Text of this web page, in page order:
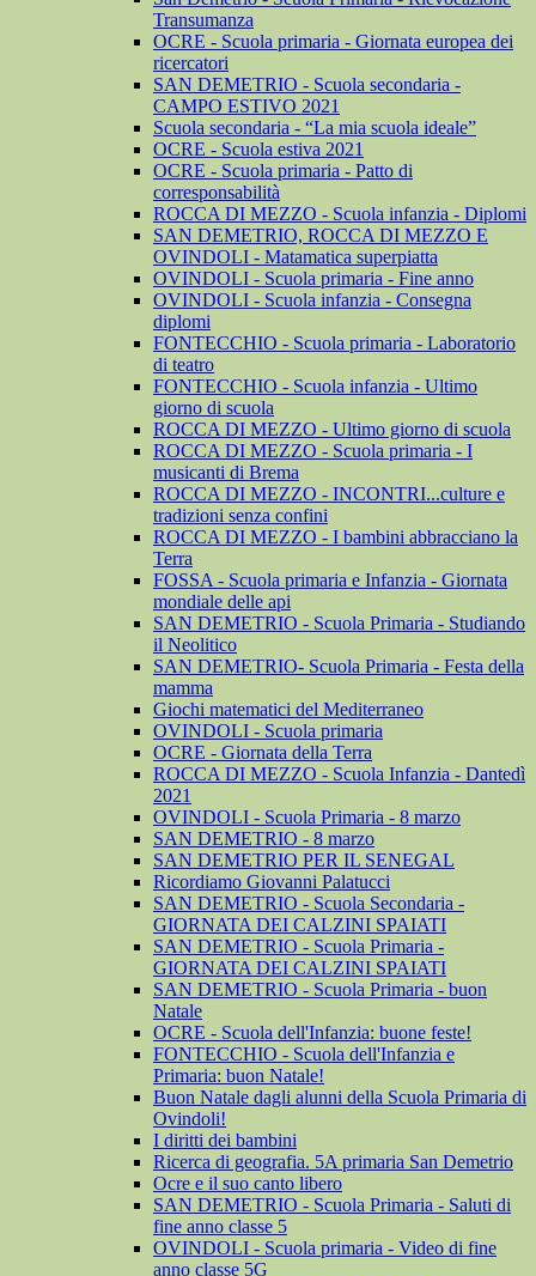
Transumanza
OCRE - Scuola primaria - Giornata europea dei
ricercatori
SAN DEMETRIO - Scuola secondaria -
CAMPO ESTIVO 2021
Scuola secondaria - “La mia scuola ideale”
OCRE - Scuola estiva 2021
OCRE - Scuola primaria - Patto di
corresponsabilità
ROCCA DI MEZZO - Scuola infanzia - Diplomi
SAN DEMETRIO, ROCCA DI MEZZO E
OVINDOLI - Matamatica superpiatta
OVINDOLI - Scuola primaria - Fine anno
OVINDOLI - Scuola infanzia - Consegna
diplomi
FONTECCHIO - Scuola primaria - Laboratorio
di teatro
FONTECCHIO - Scuola infanzia - Ultimo
giorno di scuola
ROCCA DI MEZZO - Ultimo giorno di scuola
ROCCA DI MEZZO - Scuola primaria - I
musicanti di Brema
ROCCA DI MEZZO - INCONTRI...culture e
tradizioni senza confini
ROCCA DI MEZZO - I bambini abbracciano la
Terra
FOSSA - Scuola primaria e Infanzia - Giornata
mondiale delle api
SAN DEMETRIO - Scuola Primaria - Studiando
il Neolitico
SAN DEMETRIO- Scuola Primaria - Festa della
mamma
Giochi matematici del Mediterraneo
OVINDOLI - Scuola primaria
OCRE - Giornata della Terra
ROCCA DI MEZZO - Scuola Infanzia - Dantedì
2021
OVINDOLI - Scuola Primaria - 8 marzo
SAN DEMETRIO - 8 marzo
SAN DEMETRIO PER IL SENEGAL
Ricordiamo Giovanni Palatucci
SAN DEMETRIO - Scuola Secondaria -
GIORNATA DEI CALZINI SPAIATI
SAN DEMETRIO - Scuola Primaria -
GIORNATA DEI CALZINI SPAIATI
SAN DEMETRIO - Scuola Primaria - buon
Natale
OCRE - Scuola dell'Infanzia: buone feste!
FONTECCHIO - Scuola dell'Infanzia e
Primaria: buon Natale!
Buon Natale dagli alunni della Scuola Primaria di
Ovindoli!
I diritti dei bambini
Ricerca di geografia. 5A primaria San Demetrio
Ocre e il suo canto libero
SAN DEMETRIO - Scuola Primaria - Saluti di
fine anno classe 5
OVINDOLI - Scuola primaria - Video di fine
anno classe 5G